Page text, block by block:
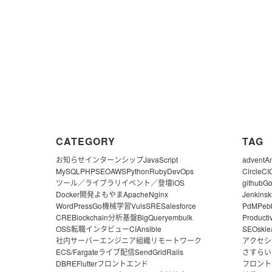
CATEGORY
お知らせインターンシップJavaScript
MySQL PHPSEOAWSPythonRubyDevOps
ツール／ライブラリイベント／登壇iOS
Docker開発よもやまApacheNginx
WordPressGo機械学習VulsSRESalesforce
CREBlockchain分析基盤BigQueryembulk
OSS転職インタビューCIAnsible
社内サーバーエンジニア組織リモートワーク
ECS/Fargateライブ配信SendGridRails
DBREFlutterフロントエンド
TAG
advent
CircleCI
githubGo
Jenkins
PdM
SEO
アクセ
さすら
フロン